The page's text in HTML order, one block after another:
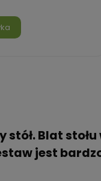
Blat
jest